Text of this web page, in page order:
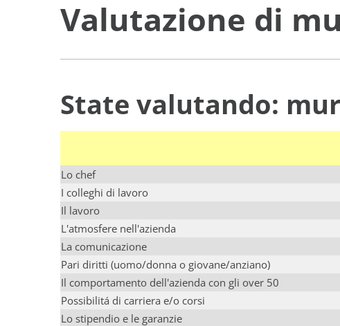
Valutazione di
State valutando:
Lo chef
I colleghi di lavoro
Il lavoro
L'atmosfere nell'azienda
La comunicazione
Pari diritti (uomo/donna o giovane/anziano)
Il comportamento dell'azienda con gli over 50
Possibilitá di carriera e/o corsi
Lo stipendio e le garanzie